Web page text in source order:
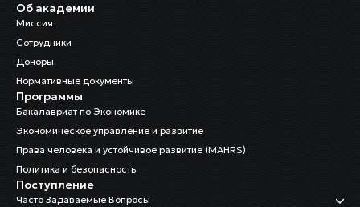
Об академии
Миссия
Сотрудники
Доноры
Нормативные документы
Программы
Бакалавриат по Экономике
Экономическое управление и развитие
Права человека и устойчивое развитие (MAHRS)
Политика и безопасность
Поступление
Часто Задаваемые Вопросы